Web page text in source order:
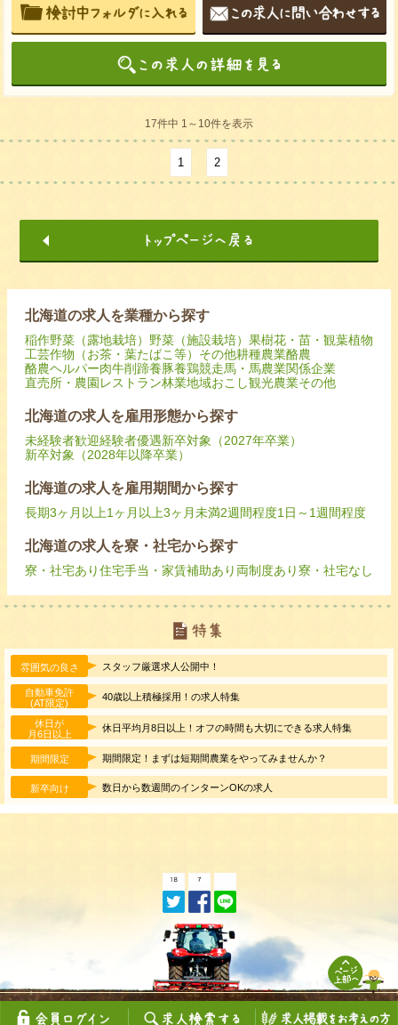
17件中 1～10件を表示
1 2
北海道の求人を業種から探す
稲作野菜（露地栽培） 野菜（施設栽培） 果樹花・苗・観葉植物
工芸作物（お茶・葉たばこ等） その他耕種農業酪農
酪農ヘルパー肉牛削蹄養豚養鶏競走馬・馬農業関係企業
直売所・農園レストラン林業地域おこし観光農業その他
北海道の求人を雇用形態から探す
未経験者歓迎経験者優遇新卒対象（2027年卒業）
新卒対象（2028年以降卒業）
北海道の求人を雇用期間から探す
長期3ヶ月以上1ヶ月以上3ヶ月未満2週間程度1日～1週間程度
北海道の求人を寮・社宅から探す
寮・社宅あり住宅手当・家賃補助あり 両制度あり寮・社宅なし
雰囲気の良さ スタッフ厳選求人公開中！
自動車免許
(AT限定)
40歳以上積極採用！の求人特集
休日が
月6日以上
休日平均月8日以上！オフの時間も大切にできる求人特集
期間限定 期間限定！まずは短期間農業をやってみませんか？
新卒向け 数日から数週間のインターンOKの求人